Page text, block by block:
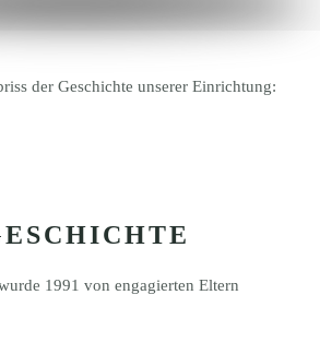
der Geschichte unserer Einrichtung:
1991 von engagierten Eltern